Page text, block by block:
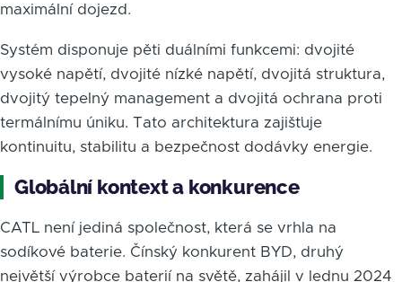
maximální dojezd.
Systém disponuje pěti duálními funkcemi: dvojité
vysoké napětí, dvojité nízké napětí, dvojitá struktura,
dvojitý tepelný management a dvojitá ochrana proti
termálnímu úniku. Tato architektura zajišťuje
kontinuitu, stabilitu a bezpečnost dodávky energie.
Globální kontext a konkurence
CATL není jediná společnost, která se vrhla na
sodíkové baterie. Čínský konkurent BYD, druhý
největší výrobce baterií na světě, zahájil v lednu 2024